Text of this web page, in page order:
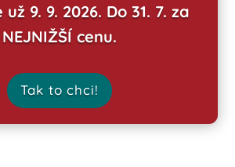
9. 9. 2026. Do 31. 7. za
NEJNIŽŠÍ cenu.
Tak to chci!